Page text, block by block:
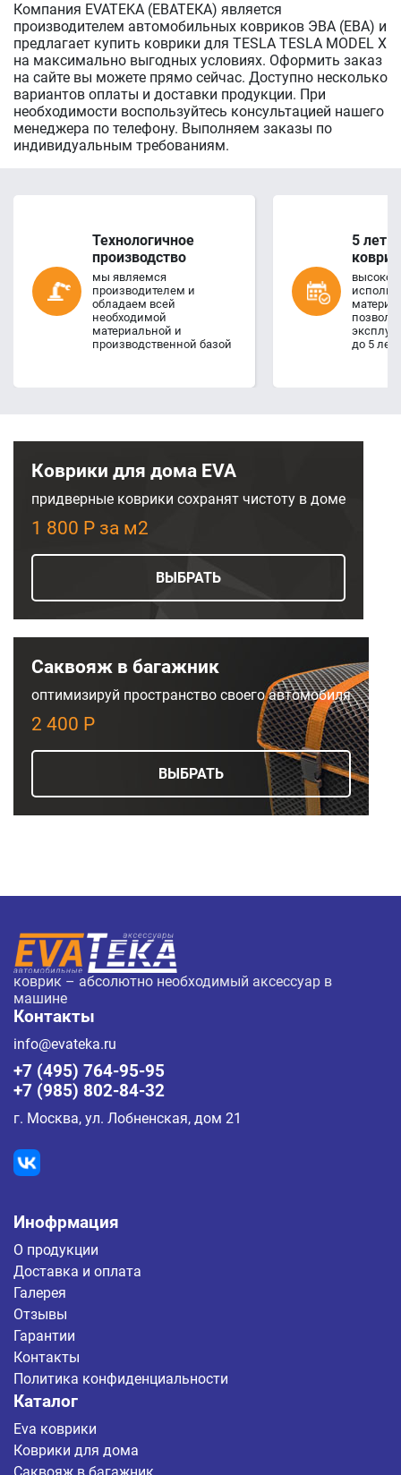
Компания EVATEKA (ЕВАТЕКА) является
производителем автомобильных ковриков ЭВА (ЕВА) и
предлагает купить коврики для TESLA TESLA MODEL X
на максимально выгодных условиях. Оформить заказ
на сайте вы можете прямо сейчас. Доступно несколько
вариантов оплаты и доставки продукции. При
необходимости воспользуйтесь консультацией нашего
менеджера по телефону. Выполняем заказы по
индивидуальным требованиям.
Технологичное
производство
мы являемся
производителем и
обладаем всей
необходимой
материальной и
производственной базой
5 лет
высокое
до 5 лет
Коврики для дома EVA
придверные коврики сохранят чистоту в доме
1 800 Р за м2
ВЫБРАТЬ
Саквояж в багажник
оптимизируй пространство своего автомобиля
2 400 Р
ВЫБРАТЬ
коврик – абсолютно необходимый аксессуар в
машине
Контакты
info@evateka.ru
+7 (495) 764-95-95
+7 (985) 802-84-32
г. Москва, ул. Лобненская, дом 21
Инофрмация
О продукции
Доставка и оплата
Галерея
Отзывы
Гарантии
Контакты
Политика конфиденциальности
Каталог
Eva коврики
Коврики для дома